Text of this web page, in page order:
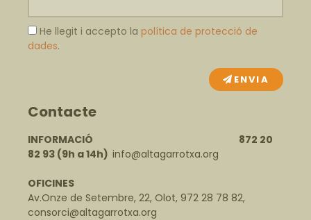
He llegit i accepto la política de protecció de
dades.
ENVIA
Contacte
INFORMACIÓ 872 20
82 93 (9h a 14h) info@altagarrotxa.org
OFICINES
Av.Onze de Setembre, 22, Olot, 972 28 78 82,
consorci@altagarrotxa.org